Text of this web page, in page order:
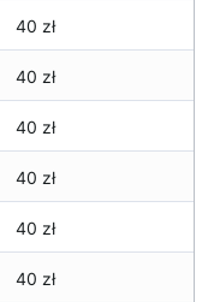
40 zł
40 zł
40 zł
40 zł
40 zł
40 zł